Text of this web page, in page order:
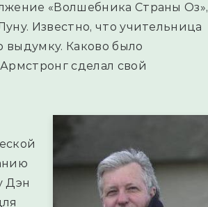
«Волшебника Страны Оз»,
Известно, что учительница
выдумку. Каково было
сделал свой
Дэн